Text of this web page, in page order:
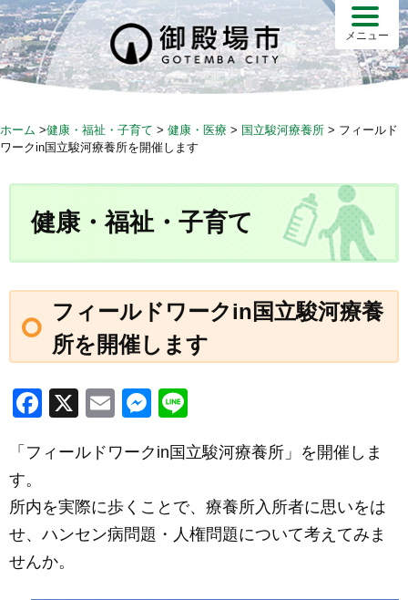
S
k
i
p
c
メニュー
ホーム >健康・福祉・子育て > 健康・医療 > 国立駿河療養所 > フィールド
ワークin国立駿河療養所を開催します
健康・福祉・子育て
フィールドワークin国立駿河療養
所を開催します
F
c
b
o
o
X
E
ail
M
ss
n
g
e
「フィールドワークin国立駿河療養所」を開催しま
す。
所内を実際に歩くことで、療養所入所者に思いをは
せ、ハンセン病問題・人権問題について考えてみま
せんか。